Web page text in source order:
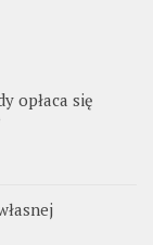
opłaca się